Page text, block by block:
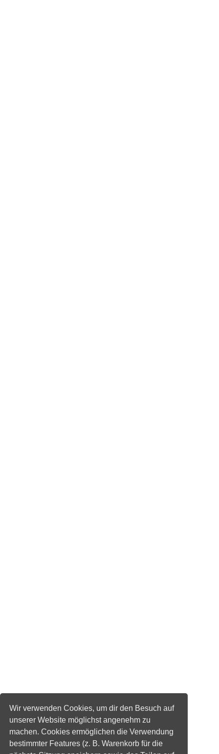
Wir verwenden Cookies, um dir den Besuch auf
unserer Website möglichst angenehm zu
machen. Cookies ermöglichen die Verwendung
bestimmter Features (z. B. Warenkorb für die